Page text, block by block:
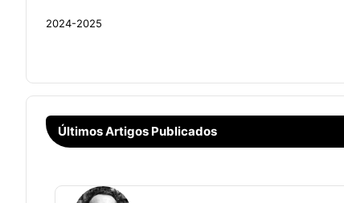
2024-2025
Últimos Artigos Publicados